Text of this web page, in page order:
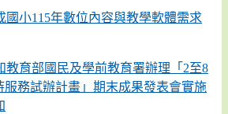
國小115年數位內容與教學軟體需求
教育部國民及學前教育署辦理「2至8
服務試辦計畫」期末成果發表會實施